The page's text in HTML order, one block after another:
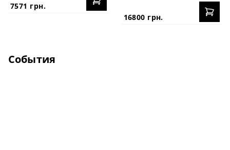
7571 грн.
16800 грн.
События